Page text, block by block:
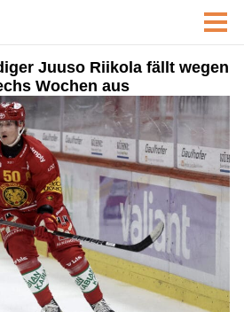
Juuso Riikola fällt wegen
Wochen aus